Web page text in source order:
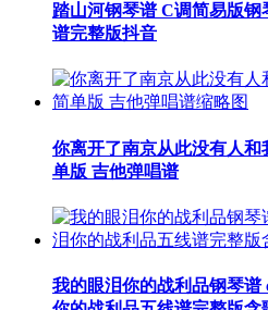
踏山河钢琴谱 C调简易版
谱完整版抖音
你离开了南京从此没有人
单版 吉他弹唱谱
我的眼泪你的战利品钢琴谱